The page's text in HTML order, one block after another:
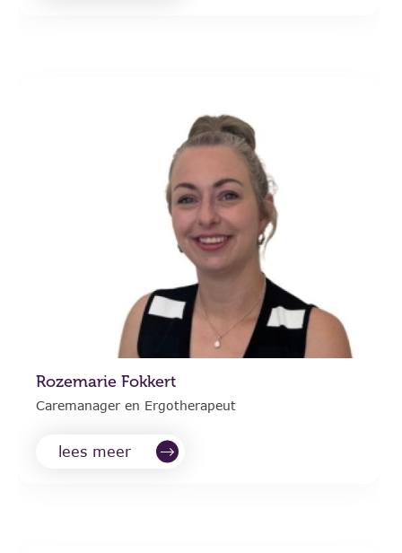
Rozemarie Fokkert
Caremanager en Ergotherapeut
lees meer